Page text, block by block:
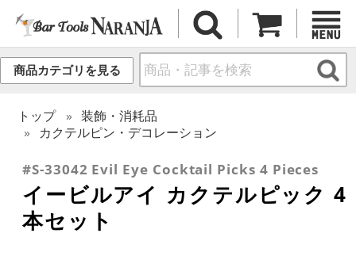
商品カテゴリを見る
トップ
装飾・消耗品
カクテルピン・デコレーション
#S-33042 Evil Eye Cocktail Picks 4 Pieces
イービルアイ カクテルピック 4
本セット